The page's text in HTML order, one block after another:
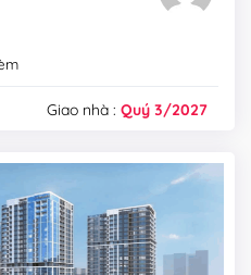
Giao nhà :Quý 3/2027